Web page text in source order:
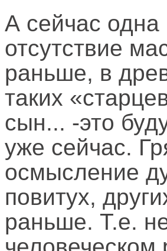
А сейчас
отсутствие
раньше, в
таких
сын... -это
уже сейчас.
осмысление
повитух,
раньше. Т.е.